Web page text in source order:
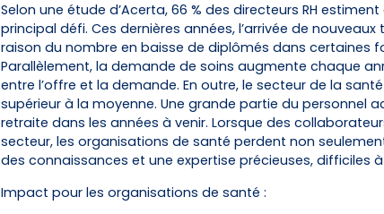
Selon une étude d’Acerta, 66 % des directeurs RH
principal défi. Ces dernières années, l’arrivée de
raison du nombre en baisse de diplômés dans certaines
Parallèlement, la demande de soins augmente chaque
entre l’offre et la demande. En outre, le secteur de la
supérieur à la moyenne. Une grande partie du personnel
retraite dans les années à venir. Lorsque des
secteur, les organisations de santé perdent non
des connaissances et une expertise précieuses, difficiles
Impact pour les organisations de santé :